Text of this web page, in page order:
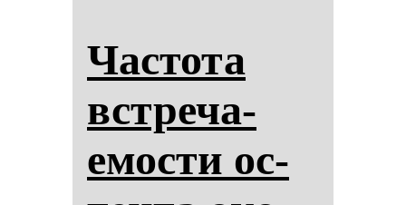
Час­то­та
встре­ча­
емос­ти ос­